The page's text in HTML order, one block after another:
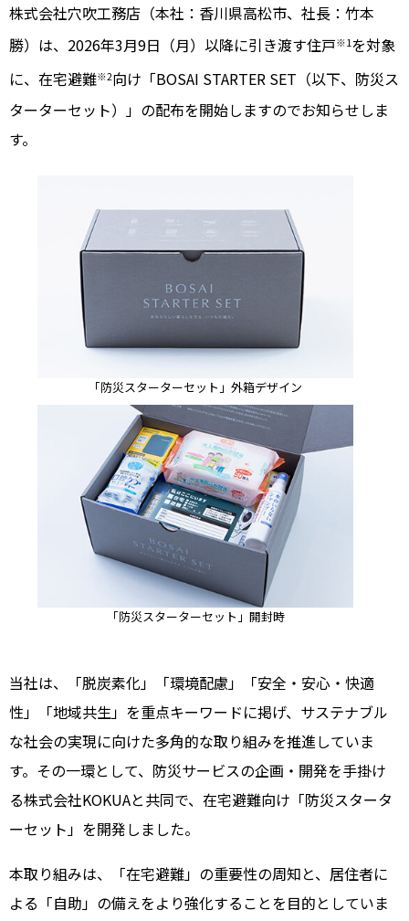
株式会社穴吹工務店（本社：香川県高松市、社長：竹本
勝）は、2026年3月9日（月）以降に引き渡す住戸※1を対象
に、在宅避難※2向け「BOSAI STARTER SET（以下、防災ス
ターターセット）」の配布を開始しますのでお知らせしま
す。
「防災スターターセット」外箱デザイン
「防災スターターセット」開封時
当社は、「脱炭素化」「環境配慮」「安全・安心・快適
性」「地域共生」を重点キーワードに掲げ、サステナブル
な社会の実現に向けた多角的な取り組みを推進していま
す。その一環として、防災サービスの企画・開発を手掛け
る株式会社KOKUAと共同で、在宅避難向け「防災スタータ
ーセット」を開発しました。
本取り組みは、「在宅避難」の重要性の周知と、居住者に
よる「自助」の備えをより強化することを目的としていま